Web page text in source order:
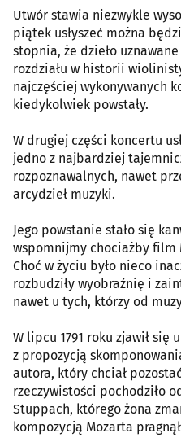
Utwór stawia niezwykle
piątek usłyszeć można
stopnia, że dzieło
rozdziału w historii
najczęściej wykonywanych
kiedykolwiek powstały.
W drugiej części koncertu
jedno z najbardziej
rozpoznawalnych, nawet
arcydzieł muzyki.
Jego powstanie stało się
wspomnijmy chociażby film
Choć w życiu było nieco
rozbudziły wyobraźnię i
nawet u tych, którzy od
W lipcu 1791 roku zjawił się
z propozycją
autora, który chciał
rzeczywistości pochodziło
Stuppach, którego żona
kompozycją Mozarta